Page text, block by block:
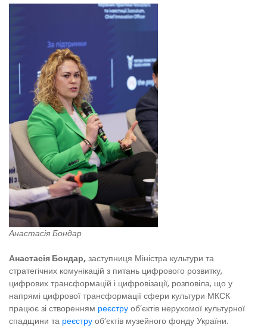
Анастасія Бондар
Анастасія Бондар, заступниця Міністра культури та
стратегічних комунікацій з питань цифрового розвитку,
цифрових трансформацій і цифровізації, розповіла, що у
напрямі цифрової трансформації сфери культури МКСК
працює зі створенням реєстру об’єктів нерухомої культурної
спадщини та реєстру об’єктів музейного фонду України.